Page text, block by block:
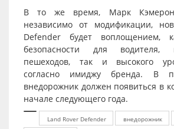
В то же время, Марк Кэмерон
независимо от модификации,
Defender будет воплощением,
безопасности для водителя,
пешеходов, так и высокого
согласно имиджу бренда. В
внедорожник должен появиться в
начале следующего года.
Land Rover Defender внедорожник